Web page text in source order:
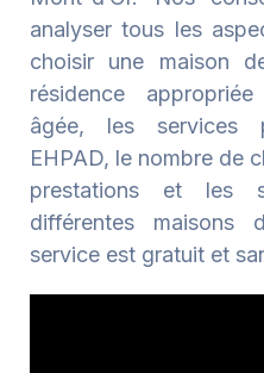
analyser tous les
choisir une maison
résidence
âgée, les services
EHPAD, le nombre de
prestations et les
différentes maisons
service est gratuit et